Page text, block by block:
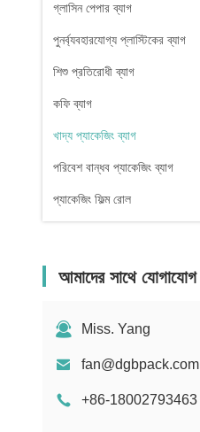
গ্লাসিন পেপার ব্যাগ
পুনর্ব্যবহারযোগ্য প্লাস্টিকের ব্যাগ
শিশু প্রতিরোধী ব্যাগ
কফি ব্যাগ
খাদ্য প্যাকেজিং ব্যাগ
পরিবেশ বান্ধব প্যাকেজিং ব্যাগ
প্যাকেজিং ফিল্ম রোল
আমাদের সাথে যোগাযোগ
Miss. Yang
fan@dgbpack.com
+86-18002793463